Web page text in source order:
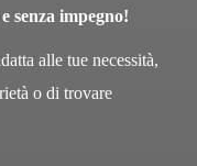
senza impegno!
alle tue necessità,
o di trovare